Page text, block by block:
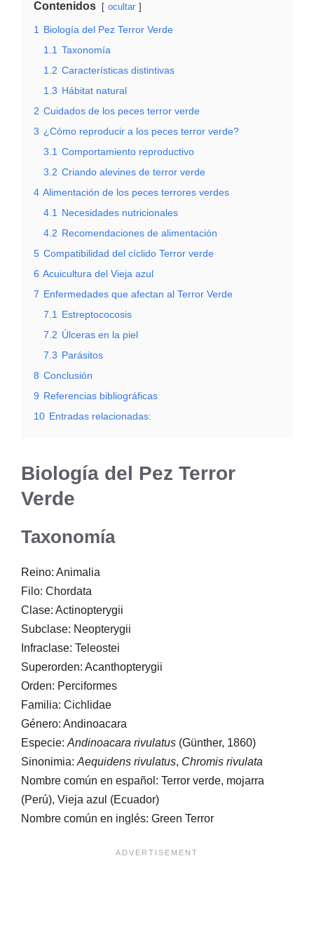
Contenidos ocultar
1
Biología del Pez Terror Verde
1.1 Taxonomía
1.2 Características distintivas
1.3 Hábitat natural
2 Cuidados de los peces terror verde
3 ¿Cómo reproducir a los peces terror verde?
3.1 Comportamiento reproductivo
3.2 Criando alevines de terror verde
4 Alimentación de los peces terrores verdes
4.1
Necesidades nutricionales
4.2 Recomendaciones de alimentación
5 Compatibilidad del cíclido Terror verde
6 Acuicultura del Vieja azul
7 Enfermedades que afectan al Terror Verde
7.1
Estreptococosis
7.2 Úlceras en la piel
7.3 Parásitos
8 Conclusión
9 Referencias bibliográficas
10 Entradas relacionadas:
Biología del Pez Terror
Verde
Taxonomía
Reino: Animalia
Filo: Chordata
Clase: Actinopterygii
Subclase: Neopterygii
Infraclase: Teleostei
Superorden: Acanthopterygii
Orden: Perciformes
Familia: Cichlidae
Género: Andinoacara
Especie: Andinoacara rivulatus (Günther, 1860)
Sinonimia: Aequidens rivulatus, Chromis rivulata
Nombre común en español: Terror verde, mojarra
(Perú), Vieja azul (Ecuador)
Nombre común en inglés: Green Terror